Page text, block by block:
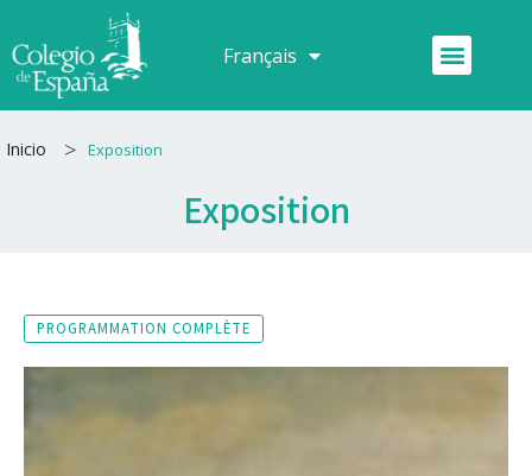
au
contenu
Français
Español Menu
Inicio > Exposition
Exposition
PROGRAMMATION COMPLÈTE